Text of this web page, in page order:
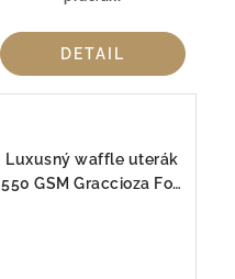
DETAIL
Luxusný waffle uterák
550 GSM Graccioza Fog